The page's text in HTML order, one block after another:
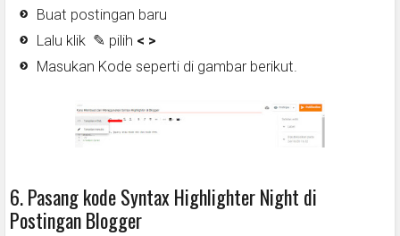
Buat postingan baru
Lalu klik ✎ pilih < >
Masukan Kode seperti di gambar berikut.
6. Pasang kode Syntax Highlighter Night di
Postingan Blogger